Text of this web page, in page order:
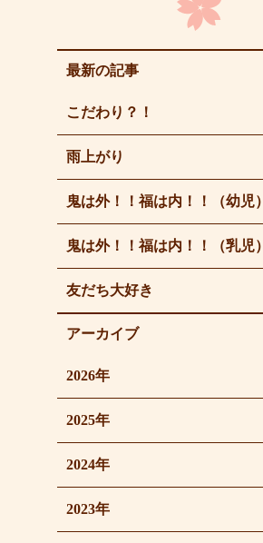
最新の記事
こだわり？！
雨上がり
鬼は外！！福は内！！（幼児）
鬼は外！！福は内！！（乳児）
友だち大好き
アーカイブ
2026年
2025年
2024年
2023年